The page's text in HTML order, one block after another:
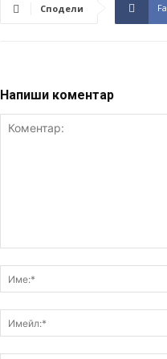
Сподели
Напиши коментар